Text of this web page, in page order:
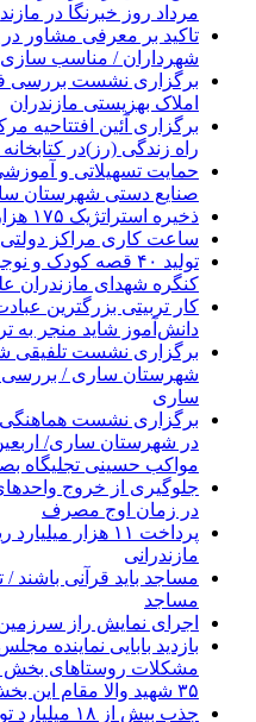
مرداد روز خبرنگا در
تاکید بر معرفی مشاور
شهرداران / مناسب سازی
برگزاری نشست بررسی
املاک بهزیستی مازندران
برگزاری آئین افتتاحیه
راه زندگی (رز)در
حمایت تسهیلاتی و
صنایع دستی شهرستان
ذخیره استراتژیک ۱۷۵ هزار تن گندم در سیلوهای مازندران
ساعت کاری مراکز دولتی مازندران ۶ تا
تولید ۴۰ قصه
کنگره شهدای مازندران
کار تربیتی بزرگترین
دانش‌آموز شاید منجر به
برگزاری ‌نشست تلفیقی
شهرستان ساری /
ساری
برگزاری نشست هماهنگی
در شهرستان ساری/
مواکب حسینی تجلیگاه
جلوگیری از خروج واحدهای
در زمان اوج مصرف
پرداخت ۱۱ هزار
مازندرانی
مساجد باید قرآنی باشند
مساجد
اجرای نمایش راز
بازدید بابایی نماینده
مشکلات روستاهای بخش
۳۵ شهید والا مقام این بخش
جذب بیش از